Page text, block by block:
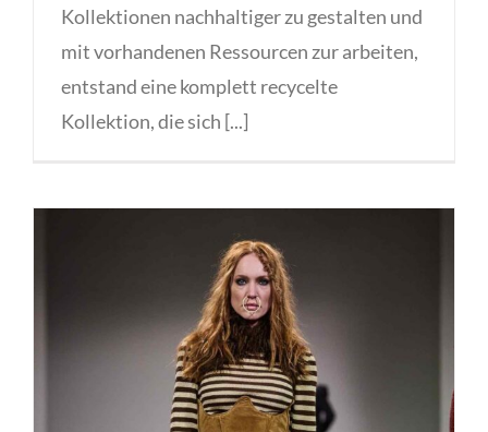
Kollektionen nachhaltiger zu gestalten und
mit vorhandenen Ressourcen zur arbeiten,
entstand eine komplett recycelte
Kollektion, die sich [...]